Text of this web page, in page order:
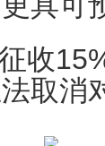
收
取消